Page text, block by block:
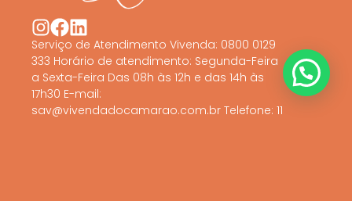
Serviço de Atendimento Vivenda: 0800 0129
333 Horário de atendimento: Segunda-Feira
a Sexta-Feira Das 08h às 12h e das 14h às
17h30 E-mail:
sav@vivendadocamarao.com.br Telefone: 11